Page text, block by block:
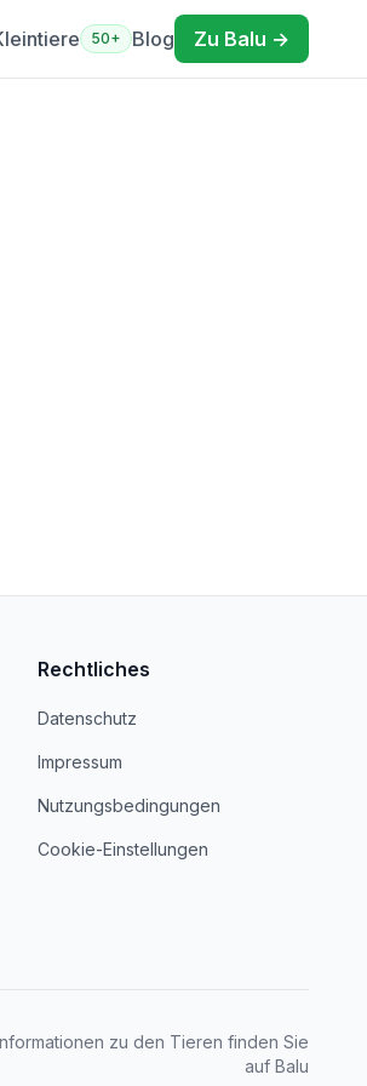
50+ Blog Zu Balu →
Rechtliches
Datenschutz
Impressum
Nutzungsbedingungen
Cookie-Einstellungen
zu den Tieren finden Sie
auf Balu